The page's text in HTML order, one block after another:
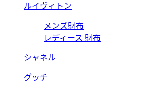
ルイヴィトン
メンズ財布
レディース 財布
シャネル
グッチ